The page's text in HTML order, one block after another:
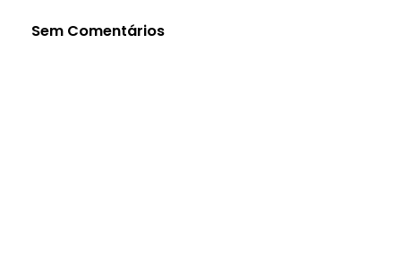
Sem Comentários